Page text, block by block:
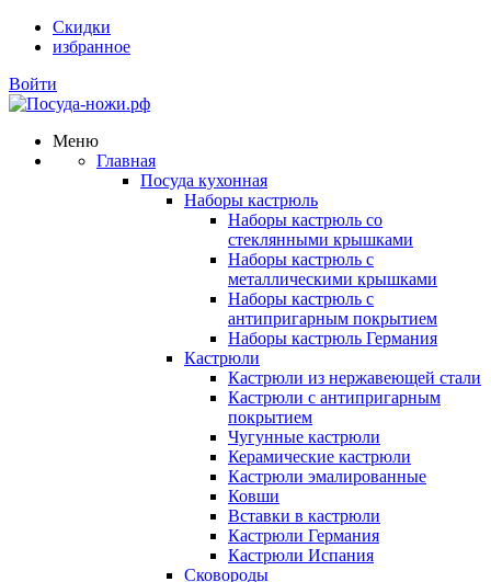
Скидки
избранное
Войти
Меню
Главная
Посуда кухонная
Наборы кастрюль
Наборы кастрюль со
стеклянными крышками
Наборы кастрюль с
металлическими крышками
Наборы кастрюль с
антипригарным покрытием
Наборы кастрюль Германия
Кастрюли
Кастрюли из нержавеющей стали
Кастрюли с антипригарным
покрытием
Чугунные кастрюли
Керамические кастрюли
Кастрюли эмалированные
Ковши
Вставки в кастрюли
Кастрюли Германия
Кастрюли Испания
Сковороды